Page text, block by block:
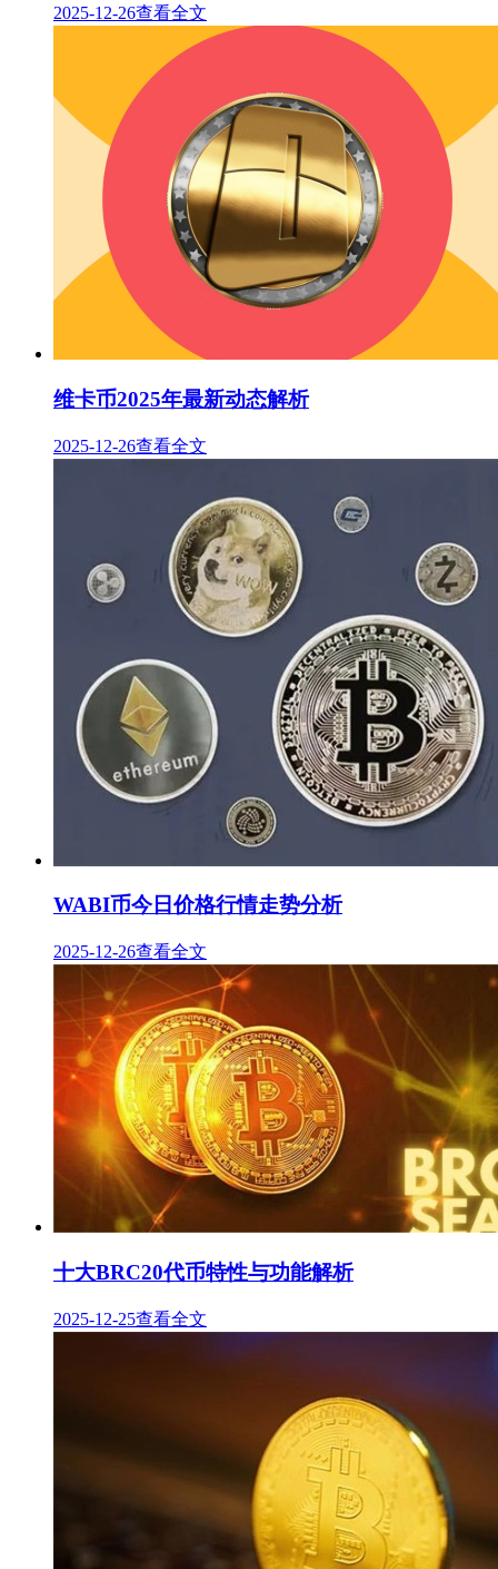
2025-12-26查看全文
维卡币2025年最新动态解析
2025-12-26查看全文
WABI币今日价格行情走势分析
2025-12-26查看全文
十大BRC20代币特性与功能解析
2025-12-25查看全文